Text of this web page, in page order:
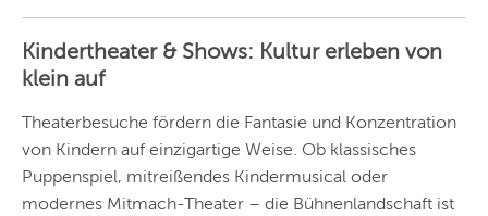
Vorschlag basierend
Angebote und
unserer Städte.
BERLIN
Kindertheater & Shows: Kultur erleben von
klein auf
Theaterbesuche fördern die Fantasie und Konzentration
von Kindern auf einzigartige Weise. Ob klassisches
Puppenspiel, mitreißendes Kindermusical oder
modernes Mitmach-Theater – die Bühnenlandschaft ist